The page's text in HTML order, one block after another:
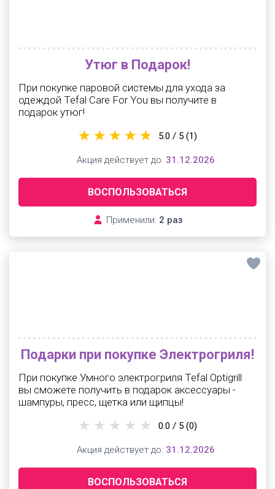
Утюг в Подарок!
При покупке паровой системы для ухода за
одеждой Tefal Care For You вы получите в
подарок утюг!
ВОСПОЛЬЗОВАТЬСЯ
Применили: 2 раз
5.0 / 5 (1)
Акция действует до: 31.12.2026
Подарки при покупке Электрогриля!
При покупке Умного электрогриля Tefal Optigrill
вы сможете получить в подарок аксессуары -
шампуры, пресс, щетка или щипцы!
ВОСПОЛЬЗОВАТЬСЯ
0.0 / 5 (0)
Акция действует до: 31.12.2026